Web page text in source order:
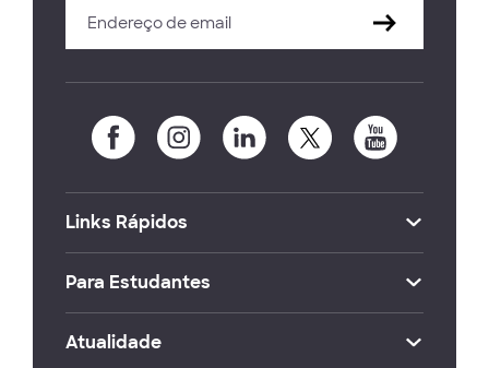
Links Rápidos
Para Estudantes
Atualidade